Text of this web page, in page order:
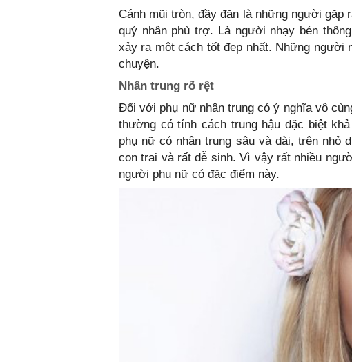
Cánh mũi tròn, đầy đặn là những người gặp
quý nhân phù trợ. Là người nhạy bén
xảy ra một cách tốt đẹp nhất. Những người
chuyện.
Nhân trung rõ rệt
Đối với phụ nữ nhân trung có ý nghĩa vô
thường có tính cách trung hậu đặc biệt
phụ nữ có nhân trung sâu và dài, trên nhỏ
con trai và rất dễ sinh. Vì vậy rất nhiều
người phụ nữ có đặc điểm này.